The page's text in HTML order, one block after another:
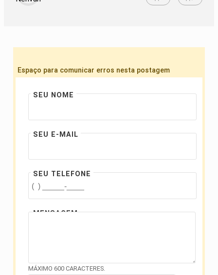
Espaço para comunicar erros nesta postagem
SEU NOME
SEU E-MAIL
SEU TELEFONE
MENSAGEM
MÁXIMO 600 CARACTERES.